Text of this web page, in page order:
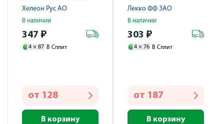
Хелеон Рус АО
В наличии
347 ₽
4 × 87 В Сплит
от 128
В корзину
Лекко ФФ ЗАО
В наличии
303 ₽
4 × 76 В Сплит
от 187
В корзину